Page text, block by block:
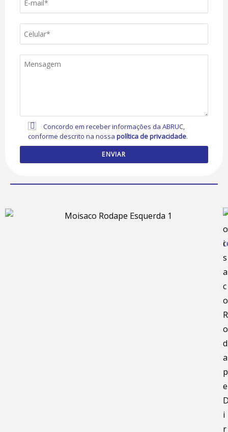
Concordo em receber informações da ABRUC,
conforme descrito na nossapolítica de privacidade.